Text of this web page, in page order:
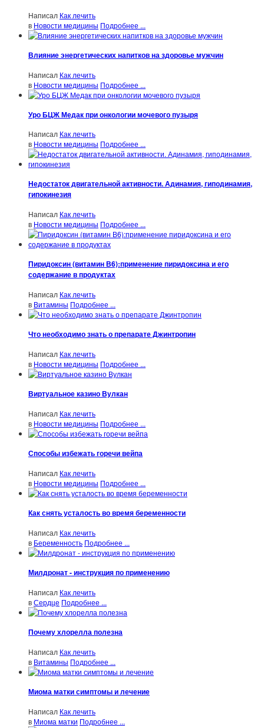
Написал Как лечить
в Новости медицины Подробнее ...
Влияние энергетических напитков на здоровье мужчин
Написал Как лечить
в Новости медицины Подробнее ...
Уро БЦЖ Медак при онкологии мочевого пузыря
Написал Как лечить
в Новости медицины Подробнее ...
Недостаток двигательной активности. Адинамия, гиподинамия,
гипокинезия
Написал Как лечить
в Новости медицины Подробнее ...
Пиридоксин (витамин В6):применение пиридоксина и его
содержание в продуктах
Написал Как лечить
в Витамины Подробнее ...
Что необходимо знать о препарате Джинтропин
Написал Как лечить
в Новости медицины Подробнее ...
Виртуальное казино Вулкан
Написал Как лечить
в Новости медицины Подробнее ...
Способы избежать горечи вейпа
Написал Как лечить
в Новости медицины Подробнее ...
Как снять усталость во время беременности
Написал Как лечить
в Беременность Подробнее ...
Милдронат - инструкция по применению
Написал Как лечить
вСердце Подробнее ...
Почему хлорелла полезна
Написал Как лечить
в Витамины Подробнее ...
Миома матки симптомы и лечение
Написал Как лечить
в Миома матки Подробнее ...